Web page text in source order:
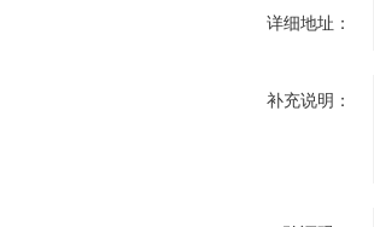
详细地址：
补充说明：